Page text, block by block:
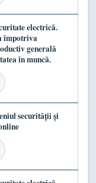
electrică.
împotriva
generală
în muncă.
securității și